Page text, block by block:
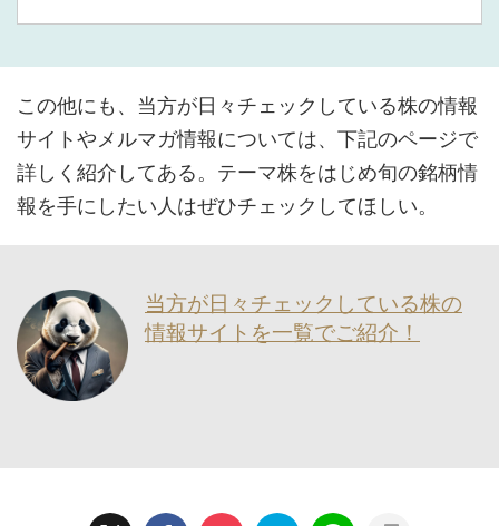
この他にも、当方が日々チェックしている株の情報
サイトやメルマガ情報については、下記のページで
詳しく紹介してある。テーマ株をはじめ旬の銘柄情
報を手にしたい人はぜひチェックしてほしい。
当方が日々チェックしている株の
情報サイトを一覧でご紹介！